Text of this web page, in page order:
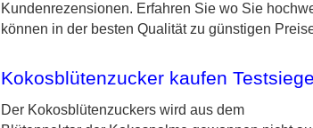
Kundenrezensionen. Erfahren Sie wo Sie
können in der besten Qualität zu günstigen
Kokosblütenzucker kaufen
Der Kokosblütenzuckers wird aus dem